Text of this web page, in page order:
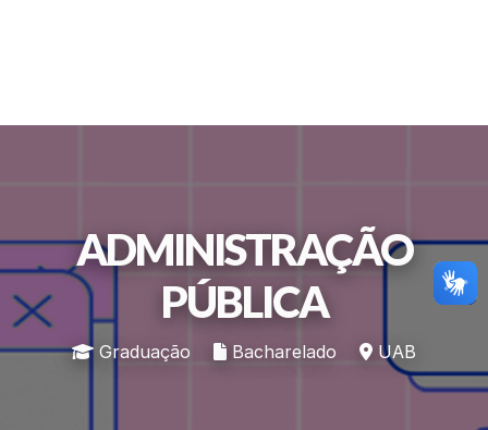
ADMINISTRAÇÃO
PÚBLICA
Graduação Bacharelado UAB